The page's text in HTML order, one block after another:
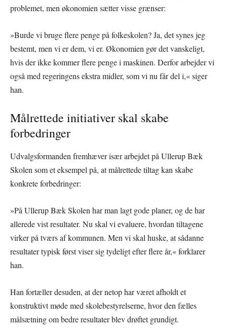
problemet, men økonomien sætter visse grænser:
»Burde vi bruge flere penge på folkeskolen? Ja, det synes jeg
bestemt, men vi er dem, vi er. Økonomien gør det vanskeligt,
hvis der ikke kommer flere penge i maskinen. Derfor arbejder vi
også med regeringens ekstra midler, som vi nu får del i,« siger
han.
Målrettede initiativer skal skabe
forbedringer
Udvalgsformanden fremhæver især arbejdet på Ullerup Bæk
Skolen som et eksempel på, at målrettede tiltag kan skabe
konkrete forbedringer:
»På Ullerup Bæk Skolen har man lagt gode planer, og de har
allerede vist resultater. Nu skal vi evaluere, hvordan tiltagene
virker på tværs af kommunen. Men vi skal huske, at sådanne
resultater typisk først viser sig tydeligt efter flere år,« forklarer
han.
Han fortæller desuden, at der netop har været afholdt et
konstruktivt møde med skolebestyrelserne, hvor den fælles
målsætning om bedre resultater blev drøftet grundigt.